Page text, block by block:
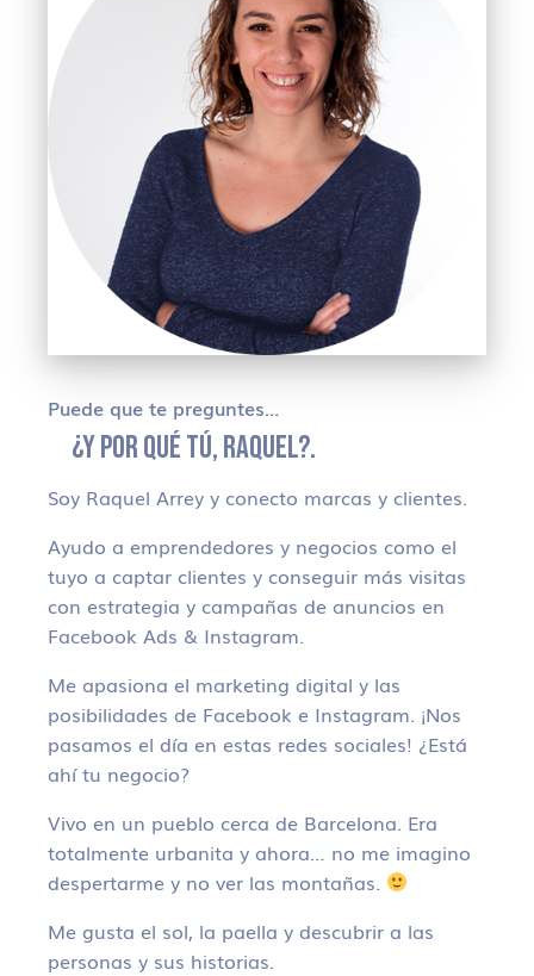
Puede que te preguntes…
¿Y POR QUÉ TÚ, RAQUEL?.
Soy Raquel Arrey y conecto marcas y clientes.
Ayudo a emprendedores y negocios como el
tuyo a captar clientes y conseguir más visitas
con estrategia y campañas de anuncios en
Facebook Ads & Instagram.
Me apasiona el marketing digital y las
posibilidades de Facebook e Instagram. ¡Nos
pasamos el día en estas redes sociales! ¿Está
ahí tu negocio?
Vivo en un pueblo cerca de Barcelona. Era
totalmente urbanita y ahora… no me imagino
despertarme y no ver las montañas.
Me gusta el sol, la paella y descubrir a las
personas y sus historias.